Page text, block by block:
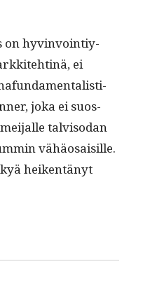
on hyv­in­voin­tiy­
ei
joka ei suos­
talvi­so­dan
vähäo­saisille.
heiken­tänyt